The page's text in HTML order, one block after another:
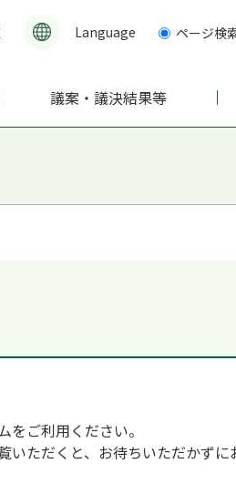
Language ページ検
議案・議決結果等
ご利用ください。
いただくと、お待ちいただかずに